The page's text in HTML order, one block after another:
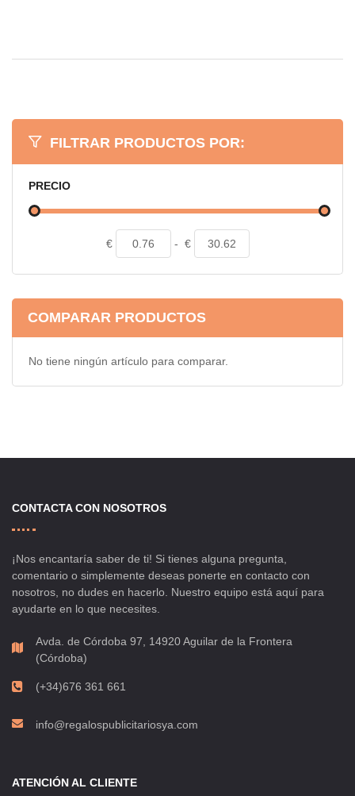
FILTRAR PRODUCTOS POR:
PRECIO
€ - €
COMPARAR PRODUCTOS
No tiene ningún artículo para comparar.
CONTACTA CON NOSOTROS
¡Nos encantaría saber de ti! Si tienes alguna pregunta,
comentario o simplemente deseas ponerte en contacto con
nosotros, no dudes en hacerlo. Nuestro equipo está aquí para
ayudarte en lo que necesites.
Avda. de Córdoba 97, 14920 Aguilar de la Frontera
(Córdoba)
(+34)676 361 661
info@regalospublicitariosya.com
ATENCIÓN AL CLIENTE